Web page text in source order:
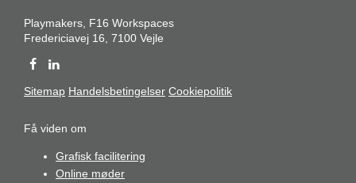
Playmakers, F16 Workspaces
Fredericiavej 16, 7100 Vejle
Sitemap Handelsbetingelser Cookiepolitik
Få viden om
Grafisk facilitering
Online møder